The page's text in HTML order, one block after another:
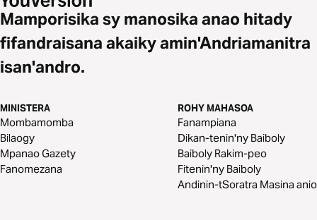
Mamporisika sy manosika anao hitady
fifandraisana akaiky amin'Andriamanitra
isan'andro.
MINISTERA
Mombamomba
Bilaogy
Mpanao Gazety
Fanomezana
ROHY MAHASOA
Fanampiana
Dikan-tenin'ny Baiboly
Baiboly Rakim-peo
Fitenin'ny Baiboly
Andinin-tSoratra Masina anio